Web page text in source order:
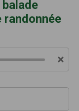
randonnée